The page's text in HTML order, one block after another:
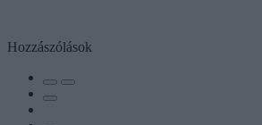
Hozzászólások